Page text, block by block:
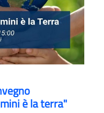
è la terra"